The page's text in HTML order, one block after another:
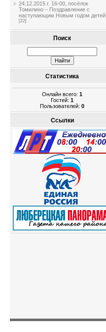
24.12.2015 г. 16-00, посёлок
Томилино – Поздравление с
наступающим Новым годом детей
[22]
Поиск
Статистика
Онлайн всего: 1
Гостей: 1
Пользователей: 0
Ссылки